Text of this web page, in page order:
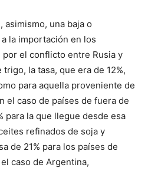
asimismo, una baja o
la importación en los
el conflicto entre Rusia y
la tasa, que era de 12%,
para aquella proveniente de
el caso de países de fuera de
para la que llegue desde esa
refinados de soja y
de 21% para los países de
caso de Argentina,